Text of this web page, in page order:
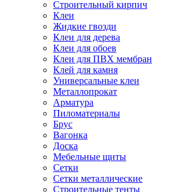
Строительный кирпич
Клеи
Жидкие гвозди
Клеи для дерева
Клеи для обоев
Клеи для ПВХ мембран
Клей для камня
Универсальные клеи
Металлопрокат
Арматура
Пиломатериалы
Брус
Вагонка
Доска
Мебельные щиты
Сетки
Сетки металлические
Строительные тенты